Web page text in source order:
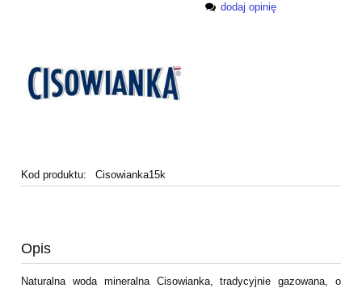
Kod produktu: Cisowianka15k
dodaj opinię
Opis
Naturalna woda mineralna Cisowianka, tradycyjnie gazowana, o